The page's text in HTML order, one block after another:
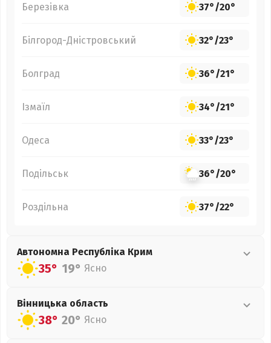
Березівка 37°/20°
Білгород-Дністровський 32°/23°
Болград 36°/21°
Ізмаїл 34°/21°
Одеса 33°/23°
Подільськ 36°/20°
Роздільна 37°/22°
Автономна Республіка Крим
35° 19° Ясно
Вінницька область
38° 20° Ясно